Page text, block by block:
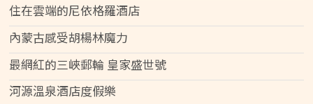
住在雲端的尼依格羅酒店
內蒙古感受胡楊林魔力
最網紅的三峽郵輪 皇家盛世號
河源溫泉酒店度假樂